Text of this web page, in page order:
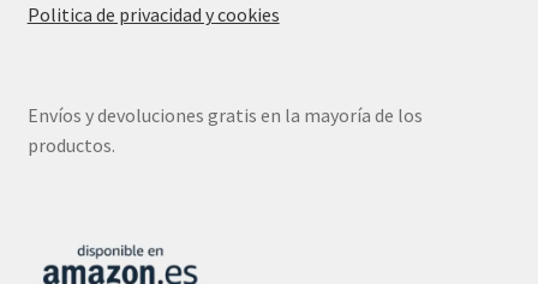
Politica de privacidad y cookies
Envíos y devoluciones gratis en la mayoría de los
productos.